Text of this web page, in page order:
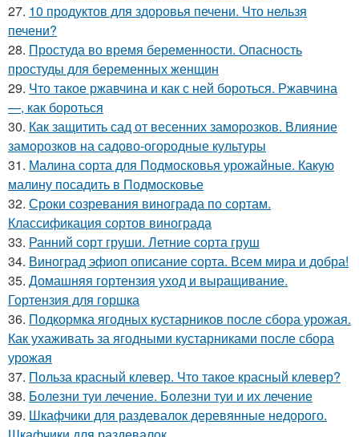
27. 10 продуктов для здоровья печени. Что нельзя
печени?
28. Простуда во время беременности. Опасность
простуды для беременных женщин
29. Что такое ржавчина и как с ней бороться. Ржавчина
—, как бороться
30. Как защитить сад от весенних заморозков. Влияние
заморозков на садово-огородные культуры
31. Малина сорта для Подмосковья урожайные. Какую
малину посадить в Подмосковье
32. Сроки созревания винограда по сортам.
Классификация сортов винограда
33. Ранний сорт груши. Летние сорта груш
34. Виноград эфиоп описание сорта. Всем мира и добра!
35. Домашняя гортензия уход и выращивание.
Гортензия для горшка
36. Подкормка ягодных кустарников после сбора урожая.
Как ухаживать за ягодными кустарниками после сбора
урожая
37. Польза красный клевер. Что такое красный клевер?
38. Болезни туи лечение. Болезни туи и их лечение
39. Шкафчики для раздевалок деревянные недорого.